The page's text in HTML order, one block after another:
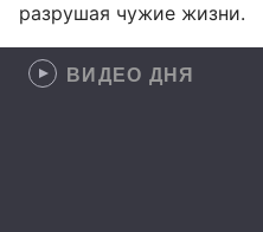
разрушая чужие жизни.
ВИДЕО ДНЯ